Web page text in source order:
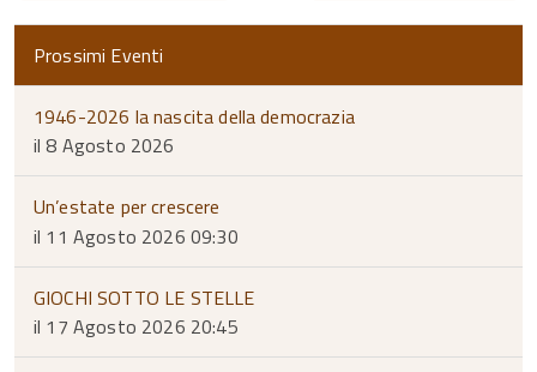
Prossimi Eventi
1946-2026 la nascita della democrazia
il 8 Agosto 2026
Un’estate per crescere
il 11 Agosto 2026 09:30
GIOCHI SOTTO LE STELLE
il 17 Agosto 2026 20:45